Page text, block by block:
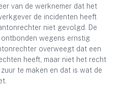
van de werknemer dat het
de incidenten heeft
niet gevolgd. De
wegens ernstig
overweegt dat een
heeft, maar niet het recht
te maken en dat is wat de